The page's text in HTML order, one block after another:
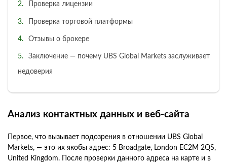
Проверка лицензии
Проверка торговой платформы
Отзывы о брокере
Заключение — почему UBS Global Markets заслуживает
недоверия
Анализ контактных данных и веб-сайта
Первое, что вызывает подозрения в отношении UBS Global
Markets, — это их якобы адрес: 5 Broadgate, London EC2M 2QS,
United Kingdom. После проверки данного адреса на карте и в